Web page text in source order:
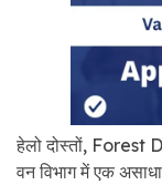
हेलो दोस्तों,
वन विभाग में एक